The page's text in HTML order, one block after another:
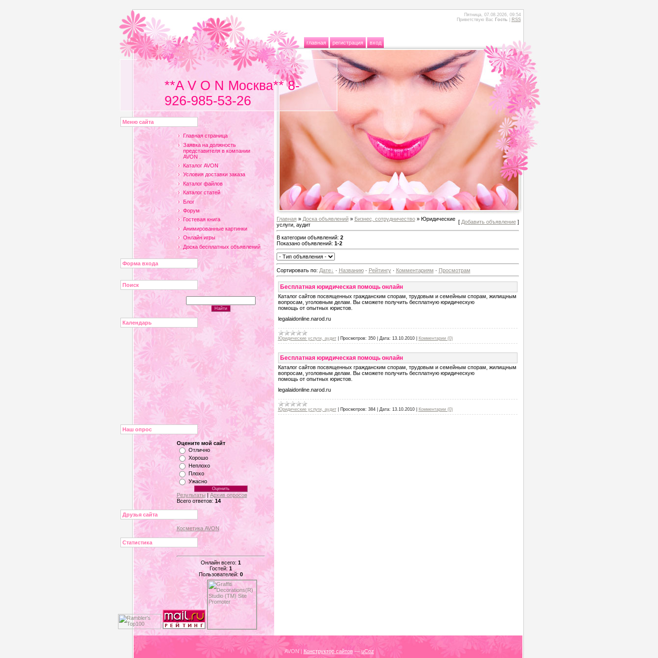
Пятница, 07.08.2026, 09:54
Приветствую Вас Гость RSS
главная регистрация вход
**A V O N Москва** 8-
926-985-53-26
Меню сайта
Главная страница
Заявка на должность
представителя в компании
AVON .
Каталог AVON
Условия доставки заказа
Каталог файлов
Каталог статей
Блог
Форум
Гостевая книга
Анимированные картинки
Онлайн игры
Доска бесплатных объявлений
Форма входа
Поиск
Календарь
Наш опрос
Оцените мой сайт
Отлично
Хорошо
Неплохо
Плохо
Ужасно
Результаты | Архив опросов
Всего ответов: 14
Друзья сайта
Косметика AVON
Статистика
Онлайн всего: 1
Гостей: 1
Пользователей: 0
Главная» Доска объявлений» Бизнес, сотрудничество» Юридические
услуги, аудит
[ Добавить объявление]
В категории объявлений: 2
Показано объявлений: 1-2
Сортировать по: Дате · Названию· Рейтингу· Комментариям · Просмотрам
Бесплатная юридическая помощь онлайн
Каталог сайтов посвященных гражданским спорам, трудовым и семейным спорам, жилищным
вопросам, уголовным делам. Вы сможете получить бесплатную юридическую
помощь от опытных юристов.
legalaidonline.narod.ru
Юридические услуги, аудит| Просмотров: 350| Дата: 13.10.2010 Комментарии (0)
Бесплатная юридическая помощь онлайн
Каталог сайтов посвященных гражданским спорам, трудовым и семейным спорам, жилищным
вопросам, уголовным делам. Вы сможете получить бесплатную юридическую
помощь от опытных юристов.
legalaidonline.narod.ru
Юридические услуги, аудит| Просмотров: 384| Дата: 13.10.2010 Комментарии (0)
AVON| Конструктор сайтов— uCoz